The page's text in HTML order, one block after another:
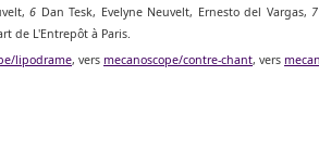
6 Dan Tesk, Evelyne Neuvelt, Ernesto del Vargas, 7
de L'Entrepôt à Paris.
lipodrame, vers mecanoscope/contre-chant, vers